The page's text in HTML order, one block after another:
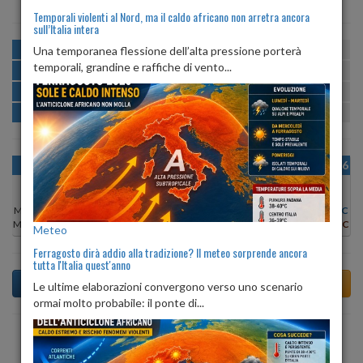
MATTINA min:18º max:25º U:
POMERIGGIO min:25º max:26º
SERA min:20º max:24º U:67% 93%
NOTTE min: 18º max:20º U:70%
OGGI
Min:
25°C
Max:26°C
MAR 11
Min:
Max:26°C
MER 12
Min:25°C
Max:26°C
GIO 13
Min:
24°C
Max:25°C
VEN 14
Max:24°C
SAB 15
Min:24°C
Max:24°C
DOM 16
24°C
Max:25°C
Previsioni del Tempo a Amatrice di domani
Temporali violenti al Nord, ma il caldo africano non arretra ancora
sull’Italia intera
Una temporanea flessione dell’alta pressione porterà
temporali, grandine e raffiche di vento...
Meteo
Ferragosto dirà addio alla tradizione? Il meteo sorprende ancora
tutta l'Italia quest'anno
Le ultime elaborazioni convergono verso uno scenario
ormai molto probabile: il ponte di...